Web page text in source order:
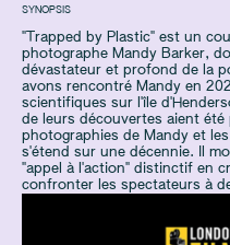
SYNOPSIS
"Trapped by Plastic" est un
photographe Mandy Barker,
dévastateur et profond de la
avons rencontré Mandy en
scientifiques sur l'île
de leurs découvertes aient
photographies de Mandy et
s'étend sur une décennie. Il
"appel à l'action" distinctif en
confronter les spectateurs à